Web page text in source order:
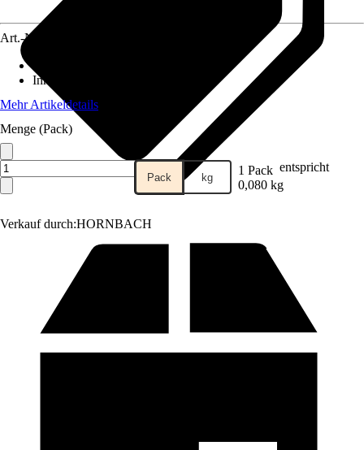
Verkauf durch:HORNBACH
Art.-Nr.
Inhalt
Mehr Artikeldetails
Menge (Pack)
Pack kg 1 Pack entspricht
0,080 kg